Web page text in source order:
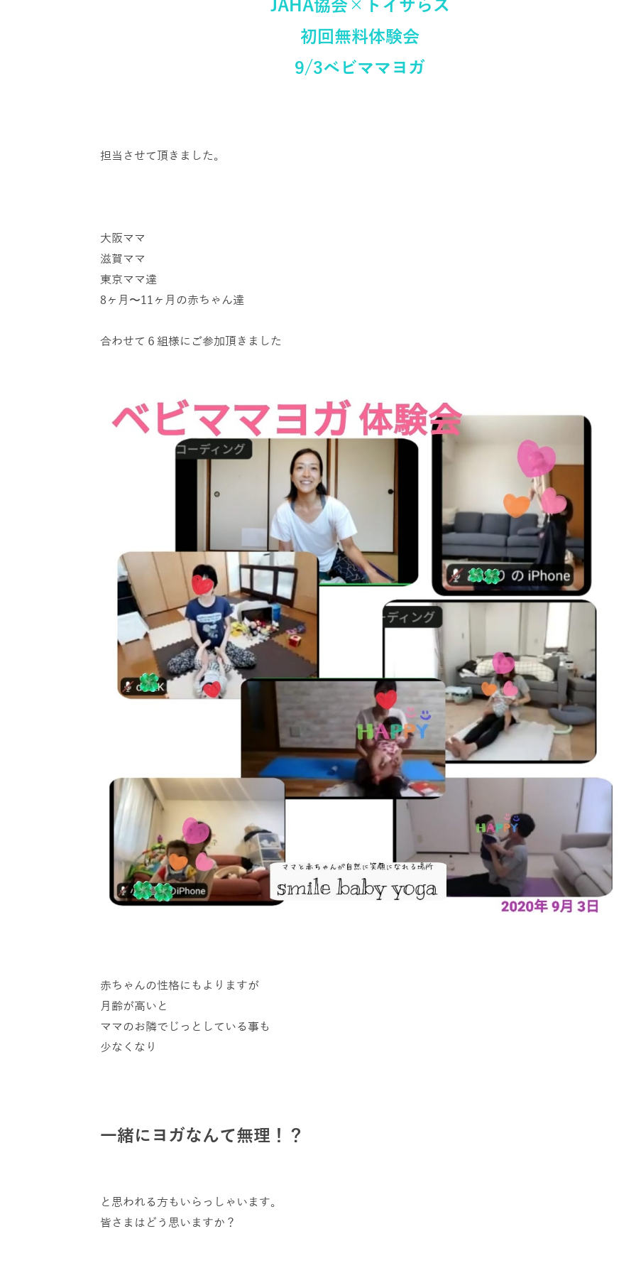
初回無料体験会
9/3ベビママヨガ
担当させて頂きました。
大阪ママ
滋賀ママ
東京ママ達
8ヶ月〜11ヶ月の赤ちゃん達
合わせて６組様にご参加頂きました
赤ちゃんの性格にもよりますが
月齢が高いと
ママのお隣でじっとしている事も
少なくなり
一緒にヨガなんて無理！？
と思われる方もいらっしゃいます。
皆さまはどう思いますか？